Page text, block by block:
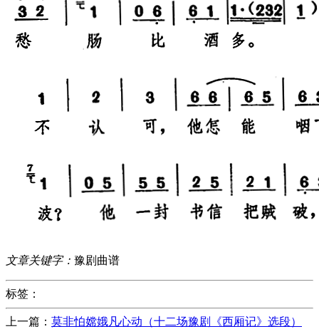
文章关键字： 豫剧曲谱
标签：
上一篇： 莫非怕嫦娥凡心动（十二场豫剧《西厢记》选段）